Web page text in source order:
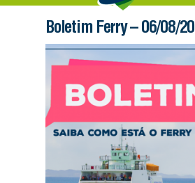
Boletim Ferry – 06/08/